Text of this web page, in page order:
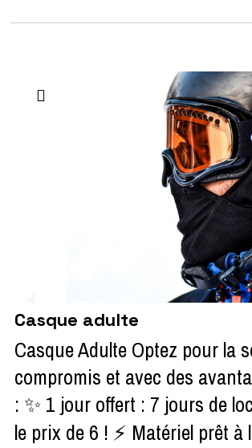
Casque adulte
Casque Adulte Optez pour la
compromis et avec des
: ✨ 1 jour offert : 7 jours de
le prix de 6 ! ⚡ Matériel prêt à